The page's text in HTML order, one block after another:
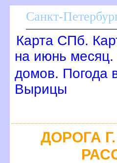
Санкт-
Карта СПб.
на июнь
домов. Погода
ырицы
ДОРОГА